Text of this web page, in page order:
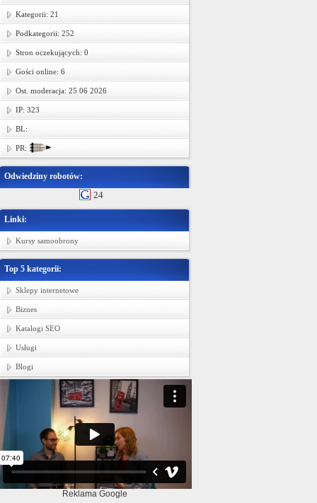
Kategorii: 21
Podkategorii: 252
Stron oczekujących: 0
Gości online: 6
Ost. moderacja: 25 06 2026
IP: 323
BL:
PR:
Odwiedziny robotów:
24
Linki:
Kursy samoobrony
Top 5 kategorii:
Sklepy internetowe
Biznes
Katalogi SEO
Usługi
Blogi
Reklama Google